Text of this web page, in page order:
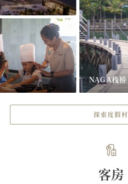
NAGA栈桥
探索度假村
客房